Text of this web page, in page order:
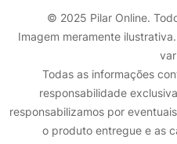
© 2025 Pilar Online.
Imagem meramente
Todas as informações
responsabilidade
responsabilizamos por
o produto entregue e as